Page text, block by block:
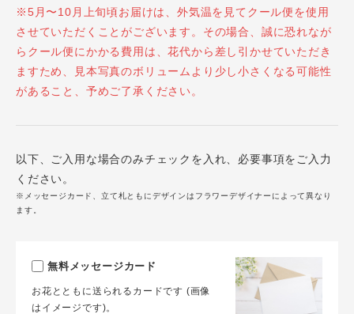
※5月〜10月上旬頃お届けは、外気温を見てクール便を使用
させていただくことがございます。その場合、誠に恐れなが
らクール便にかかる費用は、花代から差し引かせていただき
ますため、見本写真のボリュームより少し小さくなる可能性
があること、予めご了承ください。
以下、ご入用な場合のみチェックを入れ、必要事項をご入力
ください。
※メッセージカード、立て札ともにデザインはフラワーデザイナーによって異なり
ます。
無料メッセージカード
お花とともに送られるカードです (画像
はイメージです)。